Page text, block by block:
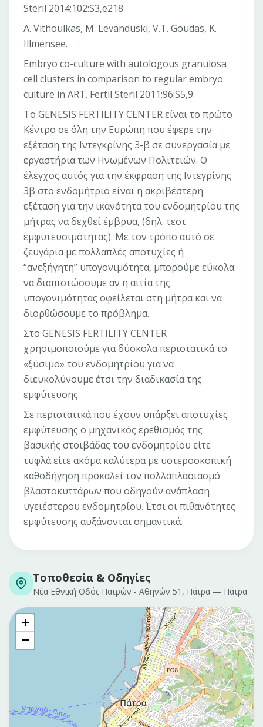
Steril 2014;102:S3,e218
A. Vithoulkas, M. Levanduski, V.T. Goudas, K.
Illmensee.
Embryo co-culture with autologous granulosa
cell clusters in comparison to regular embryo
culture in ART. Fertil Steril 2011;96:S5,9
Το GENESIS FERTILITY CENTER είναι το πρώτο
Κέντρο σε όλη την Ευρώπη που έφερε την
εξέταση της Ιντεγκρίνης 3-β σε συνεργασία με
εργαστήρια των Ηνωμένων Πολιτειών. Ο
έλεγχος αυτός για την έκφραση της Ιντεγρίνης
3β στο ενδομήτριο είναι η ακριβέστερη
εξέταση για την ικανότητα του ενδομητρίου της
μήτρας να δεχθεί έμβρυα, (δηλ. τεστ
εμφυτευσιμότητας). Με τον τρόπο αυτό σε
ζευγάρια με πολλαπλές αποτυχίες ή
“ανεξήγητη” υπογονιμότητα, μπορούμε εύκολα
να διαπιστώσουμε αν η αιτία της
υπογονιμότητας οφείλεται στη μήτρα και να
διορθώσουμε το πρόβλημα.
Στο GENESIS FERTILITY CENTER
χρησιμοποιούμε για δύσκολα περιστατικά το
«ξύσιμο» του ενδομητρίου για να
διευκολύνουμε έτσι την διαδικασία της
εμφύτευσης.
Σε περιστατικά που έχουν υπάρξει αποτυχίες
εμφύτευσης ο μηχανικός ερεθισμός της
βασικής στοιβάδας του ενδομητρίου είτε
τυφλά είτε ακόμα καλύτερα με υστεροσκοπική
καθοδήγηση προκαλεί τον πολλαπλασιασμό
βλαστοκυττάρων που οδηγούν ανάπλαση
υγειέστερου ενδομητρίου. Έτσι οι πιθανότητες
εμφύτευσης αυξάνονται σημαντικά.
Τοποθεσία & Οδηγίες
Νέα Εθνική Οδός Πατρών - Αθηνών 51, Πάτρα — Πάτρα
+
−